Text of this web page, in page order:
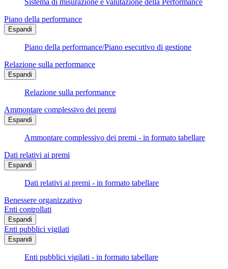
Sistema di misurazione e valutazione della Performance
Piano della performance
Espandi
Piano della performance/Piano esecutivo di gestione
Relazione sulla performance
Espandi
Relazione sulla performance
Ammontare complessivo dei premi
Espandi
Ammontare complessivo dei premi - in formato tabellare
Dati relativi ai premi
Espandi
Dati relativi ai premi - in formato tabellare
Benessere organizzativo
Enti controllati
Espandi
Enti pubblici vigilati
Espandi
Enti pubblici vigilati - in formato tabellare